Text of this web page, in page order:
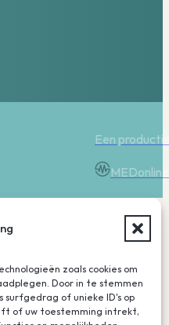
zoals cookies om
Door in te stemmen
surfgedrag of unieke ID's op
of uw toestemming intrekt,
Een
MEDonline